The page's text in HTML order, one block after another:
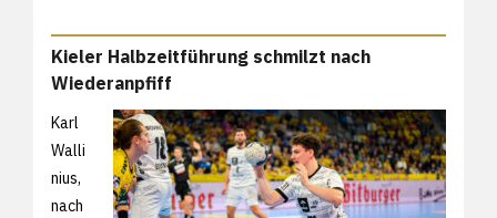
Kieler Halbzeitführung schmilzt nach
Wiederanpfiff
Karl
Walli
nius,
nach